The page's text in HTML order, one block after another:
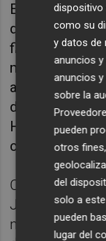
Ese día las
difundido a
firmado por 56
manifestaron
ante
dignidad de las
Hermoso
consintió el
Con sus
Jorge
marco de la
dispositivo
como su
y datos de
anuncios
anuncios
sobre la
pueden
otros
del
solo a
pueden
lugar del